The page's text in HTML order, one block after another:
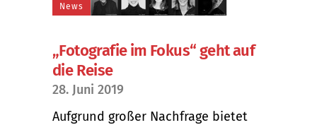
News
„Fotografie im Fokus“ geht auf
die Reise
28. Juni 2019
Aufgrund großer Nachfrage bietet